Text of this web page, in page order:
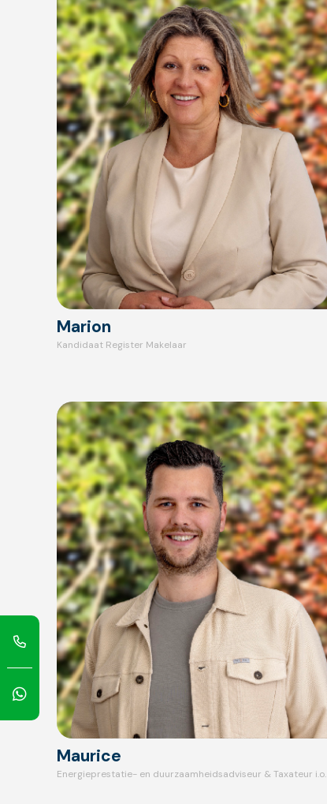
Marion
Kandidaat Register Makelaar
Maurice
Energieprestatie- en duurzaamheidsadviseur & Taxateur i.o.